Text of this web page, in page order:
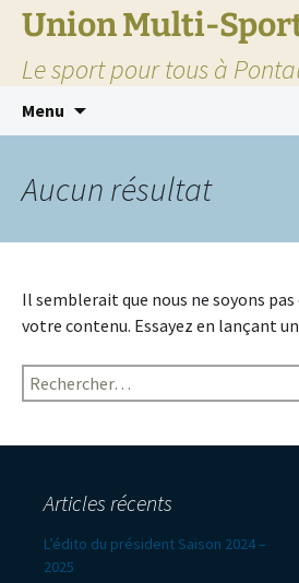
Union Multi-
Le sport pour tous à
Menu
Aucun résultat
Il semblerait que nous ne soyons
votre contenu. Essayez en lançant
Rechercher :
Articles récents
L’édito du président Saison 2024 –
2025